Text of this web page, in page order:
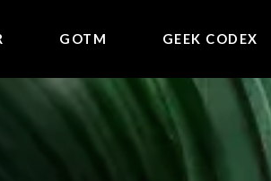
GOTM GEEK CODEX